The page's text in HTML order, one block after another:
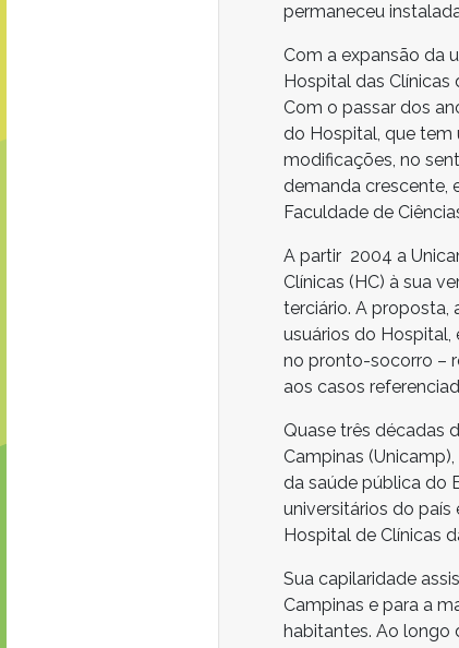
permaneceu
Com a expansão da
Hospital das Clínicas
Com o passar dos
do Hospital, que tem
modificações, no
demanda crescente,
Faculdade de
A partir 2004 a
Clínicas (HC) à sua
terciário. A
usuários do
no pronto-socorro –
aos casos
Quase três décadas
Campinas
da saúde pública do
universitários do país
Hospital de Clínicas
Sua capilaridade
Campinas e para a
habitantes. Ao longo